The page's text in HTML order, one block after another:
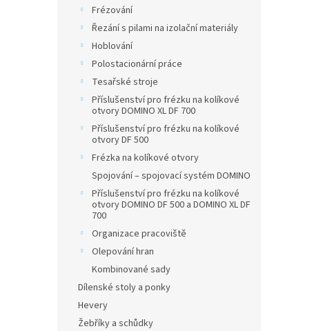
Frézování
Řezání s pilami na izolační materiály
Hoblování
Polostacionární práce
Tesařské stroje
Příslušenství pro frézku na kolíkové
otvory DOMINO XL DF 700
Příslušenství pro frézku na kolíkové
otvory DF 500
Frézka na kolíkové otvory
Spojování – spojovací systém DOMINO
Příslušenství pro frézku na kolíkové
otvory DOMINO DF 500 a DOMINO XL DF
700
Organizace pracoviště
Olepování hran
Kombinované sady
Dílenské stoly a ponky
Hevery
Žebříky a schůdky